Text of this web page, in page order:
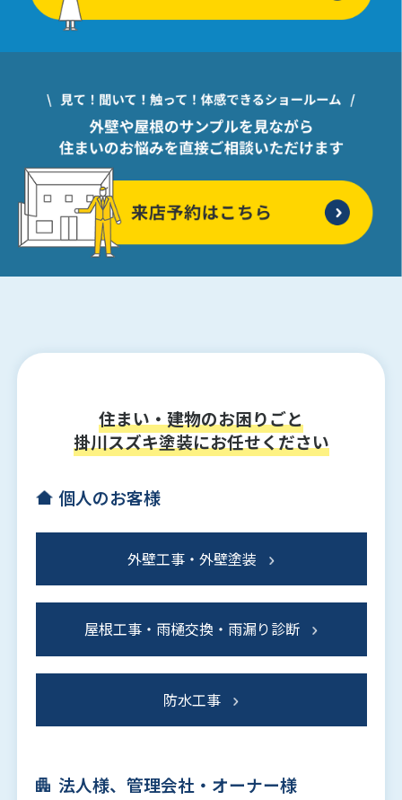
住まい・建物のお困りごと
掛川スズキ塗装にお任せください
個人のお客様
外壁工事・外壁塗装
屋根工事・雨樋交換・雨漏り診断
防水工事
法人様、管理会社・オーナー様